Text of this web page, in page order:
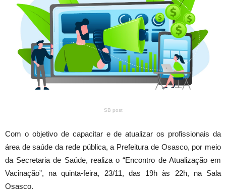
SB post
Com o objetivo de capacitar e de atualizar os profissionais da
área de saúde da rede pública, a Prefeitura de Osasco, por meio
da Secretaria de Saúde, realiza o “Encontro de Atualização em
Vacinação”, na quinta-feira, 23/11, das 19h às 22h, na Sala
Osasco.